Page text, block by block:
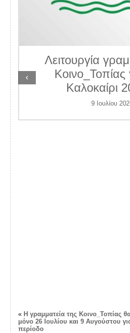
Λειτουργία
Κοινο_Τοπίας
Καλοκαίρι
9 Ιουλίου
‹
« Η γραμματεία της Κοινο_Τοπίας
μόνο 26 Ιουλίου και 9 Αυγούστου
περίοδο